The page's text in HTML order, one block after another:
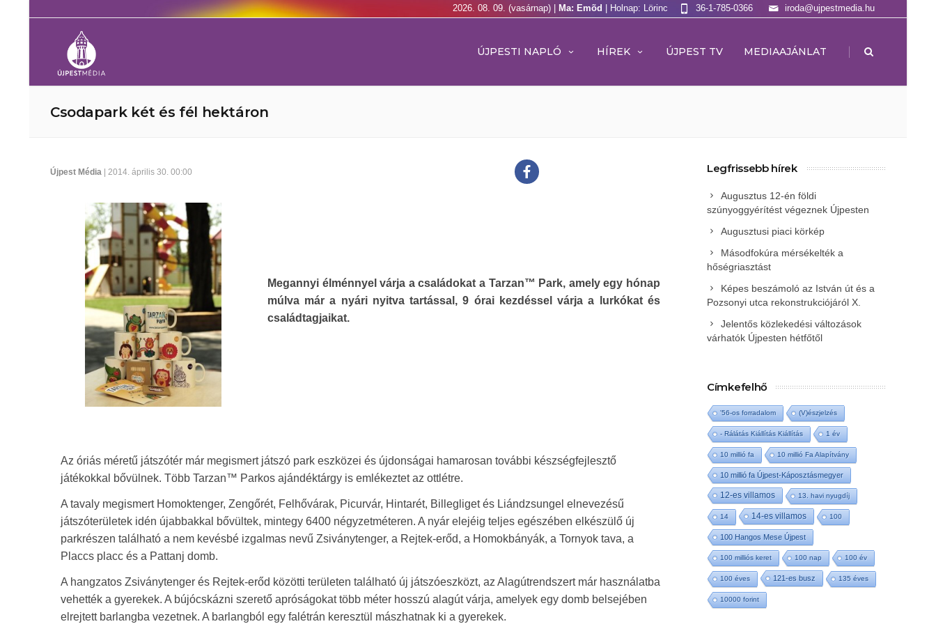
2026. 08. 09. (vasárnap) | Ma: Emõd | Holnap: Lörinc iroda@ujpestmedia.hu
36-1-785-0366
ÚJPESTI NAPLÓ HÍREK ÚJPEST TV MEDIAAJÁNLAT |
Csodapark két és fél hektáron
Újpest Média | 2014. április 30. 00:00
Megannyi élménnyel várja a családokat a Tarzan™ Park, amely egy hónap
múlva már a nyári nyitva tartással, 9 órai kezdéssel várja a lurkókat és
családtagjaikat.
Az óriás méretű játszótér már megismert játszó park eszközei és újdonságai hamarosan további készségfejlesztő
játékokkal bővülnek. Több Tarzan™ Parkos ajándéktárgy is emlékeztet az ottlétre.
A tavaly megismert Homoktenger, Zengőrét, Felhővárak, Picurvár, Hintarét, Billegliget és Liándzsungel elnevezésű
játszóterületek idén újabbakkal bővültek, mintegy 6400 négyzetméteren. A nyár elejéig teljes egészében elkészülő új
parkrészen található a nem kevésbé izgalmas nevű Zsiványtenger, a Rejtek-erőd, a Homokbányák, a Tornyok tava, a
Placcs placc és a Pattanj domb.
A hangzatos Zsiványtenger és Rejtek-erőd közötti területen található új játszóeszközt, az Alagútrendszert már használatba
vehették a gyerekek. A bújócskázni szerető apróságokat több méter hosszú alagút várja, amelyek egy domb belsejében
elrejtett barlangba vezetnek. A barlangból egy falétrán keresztül mászhatnak ki a gyerekek.
Legfrissebb hírek
Augusztus 12-én földi
szúnyoggyérítést végeznek Újpesten
Augusztusi piaci körkép
Másodfokúra mérsékelték a
hőségriasztást
Képes beszámoló az István út és a
Pozsonyi utca rekonstrukciójáról X.
Jelentős közlekedési változások
várhatók Újpesten hétfőtől
Címkefelhő
'56-os forradalom (V)észjelzés
- Rálátás Kiállítás Kiállítás 1 év
10 millió fa 10 millió Fa Alapítvány
10 millió fa Újpest-Káposztásmegyer
12-es villamos 13. havi nyugdíj
14 14-es villamos 100
100 Hangos Mese Újpest
100 milliós keret 100 nap 100 év
100 éves 121-es busz 135 éves
10000 forint